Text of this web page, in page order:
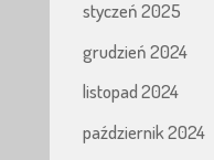
styczeń 2025
grudzień 2024
listopad 2024
październik 2024